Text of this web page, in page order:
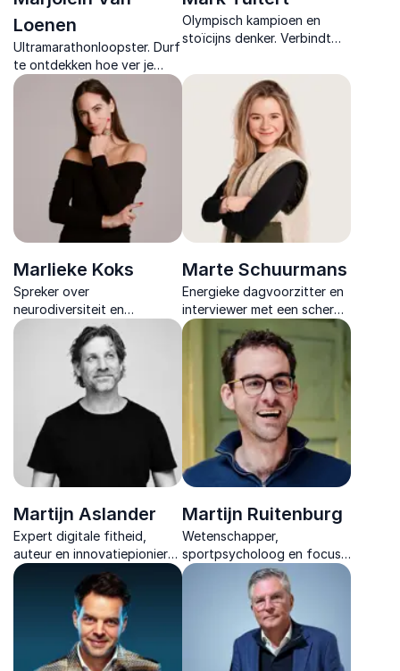
Loenen
Ultramarathonloopster. Durf
te ontdekken hoe ver je
echt kunt gaan, ze
inspireert met verhalen vol
kracht, moed en
doorzettingsvermogen.
Olympisch kampioen en
stoïcijns denker. Verbindt
praktische filosofie voor
veerkracht, groei en impact.
Marlieke Koks
Spreker over
neurodiversiteit en
presentator. Marlieke
combineert persoonlijke
verhalen met wetenschap in
interactieve lezingen vol
inzicht en humor.
Marte Schuurmans
Energieke dagvoorzitter en
interviewer met een scherp
oog voor dynamiek, inhoud
en interactie. Verbindt
publiek en sprekers
moeiteloos.
Martijn Aslander
Expert digitale fitheid,
auteur en innovatiepionier
die organisaties inspireert
met praktische inzichten
over technologie, slimmer
werken en verandering.
Martijn Ruitenburg
Wetenschapper,
sportpsycholoog en focus-
expert. Hij brengt
wetenschap en praktijk
samen voor betere